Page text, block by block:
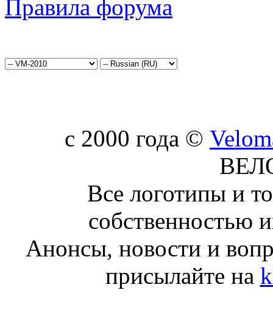
Правила форума
c 2000 года ©
Все логотипы и
собственностью
Анонсы, новости и
присылайте на